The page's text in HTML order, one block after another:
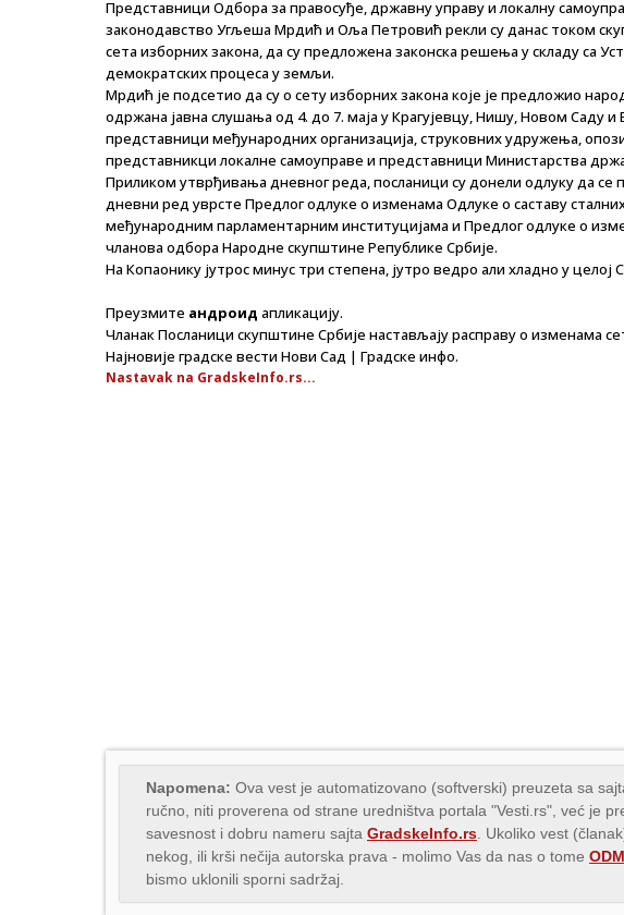
Представници Одбора за правосуђе, државну управу и локалну
законодавство Угљеша Мрдић и Оља Петровић рекли су данас током
сета изборних закона, да су предложена законска решења у складу са
демократских процеса у земљи.
Мрдић је подсетио да су о сету изборних закона које је предложио
одржана јавна слушања од 4. до 7. маја у Крагујевцу, Нишу, Новом Саду и
представници међународних организација, струковних удружења,
представникци локалне самоуправе и представници Министарства
Приликом утврђивања дневног реда, посланици су донели одлуку да се
дневни ред уврсте Предлог одлуке о изменама Одлуке о саставу
међународним парламентарним институцијама и Предлог одлуке о
чланова одбора Народне скупштине Републике Србије.
На Копаонику јутрос минус три степена, јутро ведро али хладно у целој
Преузмите андроид апликацију.
Чланак Посланици скупштине Србије настављају расправу о изменама
Најновије градске вести Нови Сад | Градске инфо.
Nastavak na GradskeInfo.rs...
Napomena: Ova vest je automatizovano (softverski) preuzeta sa
ručno, niti proverena od strane uredništva portala "Vesti.rs", već je
savesnost i dobru nameru sajta GradskeInfo.rs . Ukoliko vest
nekog, ili krši nečija autorska prava - molimo Vas da nas o tome
bismo uklonili sporni sadržaj.